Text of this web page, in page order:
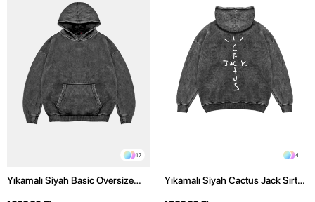
17
Yıkamalı Siyah Basic Oversize
4
Yıkamalı Siyah Cactus Jack Sırt